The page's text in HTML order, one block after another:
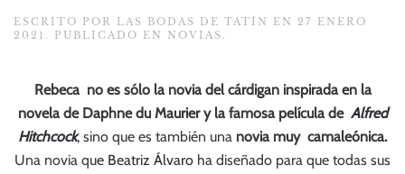
ESCRITO POR LAS BODAS DE TATÍN EN 27 ENERO
2021 . PUBLICADO EN NOVIAS .
Rebeca no es sólo la novia del cárdigan inspirada en la
novela de Daphne du Maurier y la famosa película de Alfred
Hitchcock, sino que es también una novia muy camaleónica.
Una novia que Beatriz Álvaro ha diseñado para que todas sus